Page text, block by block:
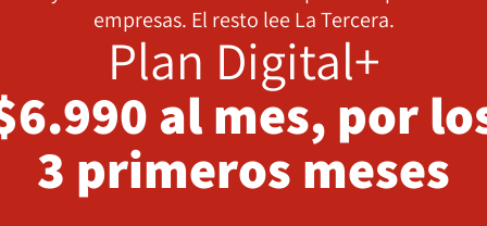
empresas. El resto lee La Tercera.
Plan Digital+
al mes, por
3 primeros meses